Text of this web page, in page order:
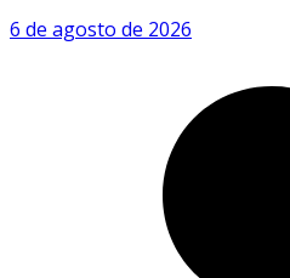
6 de agosto de 2026